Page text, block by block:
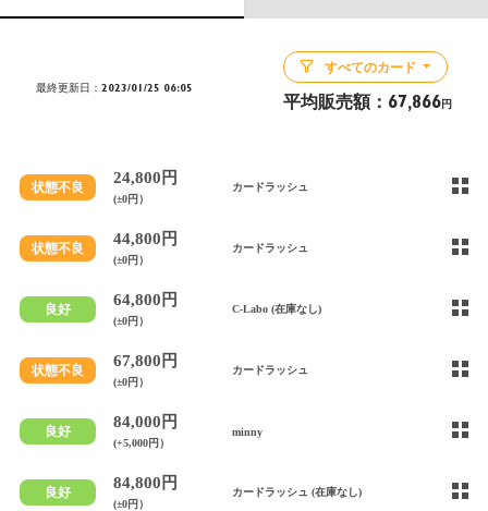
最終更新日：2023/01/25 06:05
すべてのカード
平均販売額： 67,866 円
状態不良
24,800円
(±0円）
カードラッシュ
状態不良
44,800円
(±0円）
カードラッシュ
良好
64,800円
(±0円）
C-Labo (在庫なし)
状態不良
67,800円
(±0円）
カードラッシュ
良好
84,000円
(+5,000円）
minny
良好
84,800円
(±0円）
カードラッシュ (在庫なし)